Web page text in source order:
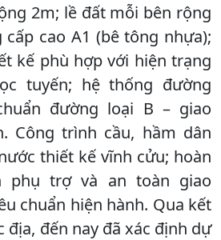
2m; lề đất mỗi bên rộng
cao A1 (bê tông nhựa);
kế phù hợp với hiện trạng
tuyến; hệ thống đường
đường loại B – giao
Công trình cầu, hầm dân
thiết kế vĩnh cửu; hoàn
phụ trợ và an toàn giao
chuẩn hiện hành. Qua kết
địa, đến nay đã xác định dự